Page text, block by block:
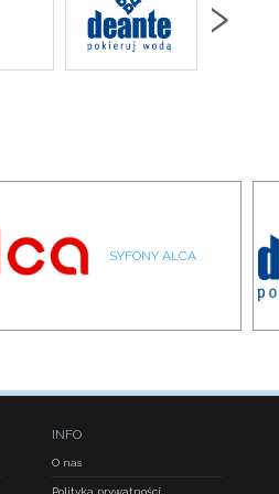
SYFONY ALCA
INFO
O nas
Polityka prywatności